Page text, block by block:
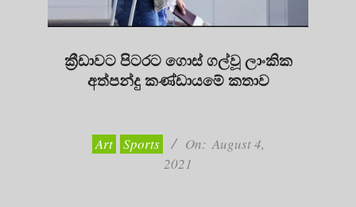
ක්‍රීඩාවට පිටරට ගොස් ගල්වූ ලාංකික
අත්පන්දු කණ්ඩායමේ කතාව
Art Sports On: August 4,
2021